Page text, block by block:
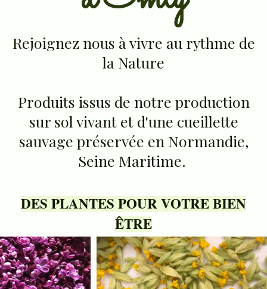
Rejoignez nous à vivre au rythme de
la Nature
Produits issus de notre production
sur sol vivant et d'une cueillette
sauvage préservée en Normandie,
Seine Maritime.
DES PLANTES POUR VOTRE BIEN
ÊTRE